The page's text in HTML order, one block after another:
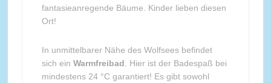
fantasieanregende Bäume. Kinder lieben diesen
Ort!
In unmittelbarer Nähe des Wolfsees befindet
sich ein Warmfreibad . Hier ist der Badespaß bei
mindestens 24 °C garantiert! Es gibt sowohl